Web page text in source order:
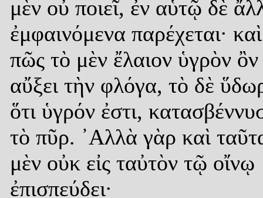
μὲν οὐ ποιεῖ, ἐν αὑτῷ δὲ
ἐμφαινόμενα παρέχεται· καὶ
πῶς τὸ μὲν ἔλαιον ὑγρὸν ὂν
αὔξει τὴν φλόγα, τὸ δὲ
ὅτι ὑγρόν ἐστι,
τὸ πῦρ. ᾿Αλλὰ γὰρ καὶ
μὲν οὐκ εἰς ταὐτὸν τῷ οἴνῳ
ἐπισπεύδει·